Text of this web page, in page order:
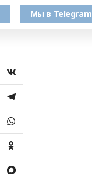
Мы в Telegram